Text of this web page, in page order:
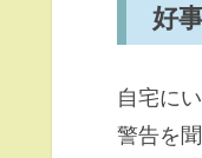
好
自宅に
警告を